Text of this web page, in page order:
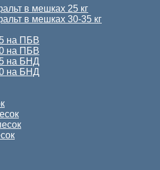
в мешках 25 кг
в мешках 30-35 кг
на ПБВ
на ПБВ
на БНД
на БНД